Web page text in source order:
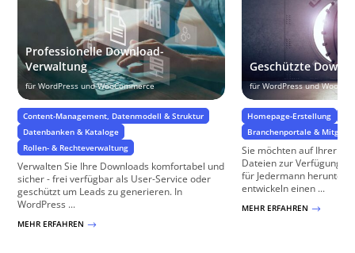
Professionelle Download-
Verwaltung
für WordPress und WooCommerce
Content-Management, Datenmodell & Struktur
Datenbanken & Kataloge
Rollen- & Rechteverwaltung
Verwalten Sie Ihre Downloads komfortabel und
sicher - frei verfügbar als User-Service oder
geschützt um Leads zu generieren. In
WordPress ...
MEHR ERFAHREN $
Geschützte
für WordPress und
Homepage-Erstellung
Branchenportale &
Sie möchten auf Ihrer
Dateien zur Verfügung
für Jedermann
entwickeln einen ...
MEHR ERFAHREN $